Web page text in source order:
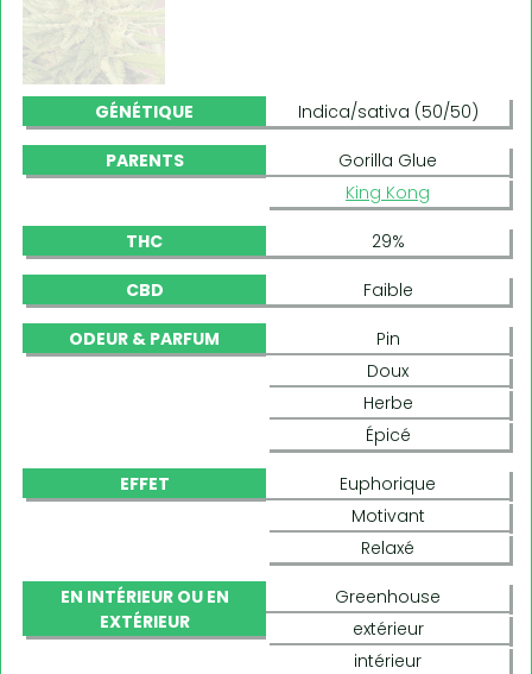
GÉNÉTIQUE Indica/sativa (50/50)
PARENTS
Gorilla Glue
King Kong
THC 29%
CBD Faible
ODEUR & PARFUM
Pin
Doux
Herbe
Épicé
EFFET
Euphorique
Motivant
Relaxé
EN INTÉRIEUR OU EN
EXTÉRIEUR
Greenhouse
extérieur
intérieur